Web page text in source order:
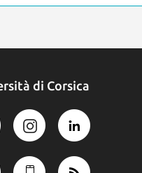
di Corsica